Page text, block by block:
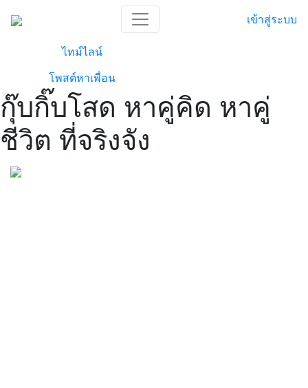
เข้าสู่ระบบ
ไทม์ไลน์
โพสต์หาเพื่อน
กุ๊บกิ๊บโสด หาคู่คิด หาคู่
ชีวิต ที่จริงจัง